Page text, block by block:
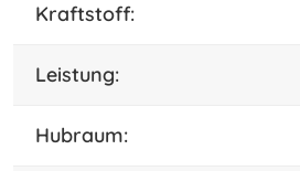
Kraftstoff:
leistung:
hubraum: